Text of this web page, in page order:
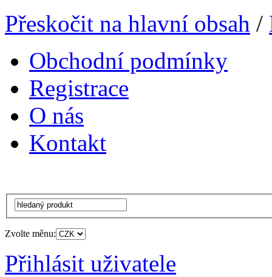
Přeskočit na hlavní obsah /
Obchodní podmínky
Registrace
O nás
Kontakt
Zvolte měnu:
Přihlásit uživatele